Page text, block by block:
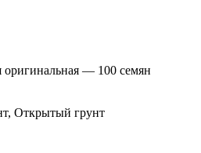
оригинальная — 100 семян
Открытый грунт